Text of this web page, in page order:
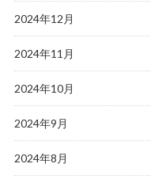
2024年12月
2024年11月
2024年10月
2024年9月
2024年8月